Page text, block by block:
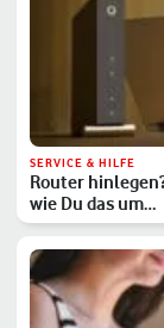
SERVICE & HILFE
Router
wie Du das um…